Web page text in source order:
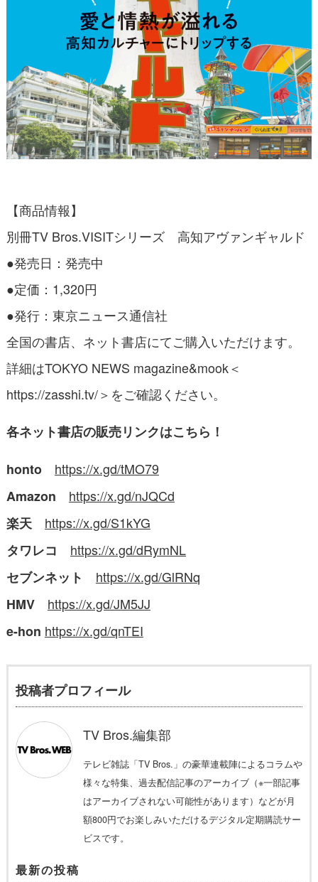
【商品情報】
別冊TV Bros.VISITシリーズ 高知アヴァンギャルド
●発売日：発売中
●定価：1,320円
●発行：東京ニュース通信社
全国の書店、ネット書店にてご購入いただけます。
詳細はTOKYO NEWS magazine&mook＜
https://zasshi.tv/＞をご確認ください。
各ネット書店の販売リンクはこちら！
honto https://x.gd/tMO79
Amazon
https://x.gd/nJQCd
楽天
https://x.gd/S1kYG
タワレコ
https://x.gd/dRymNL
セブンネット
https://x.gd/GlRNq
HMV
https://x.gd/JM5JJ
e-hon https://x.gd/qnTEI
投稿者プロフィール
TV Bros.編集部
テレビ雑誌「TV Bros.」の豪華連載陣によるコラムや
様々な特集、過去配信記事のアーカイブ（※一部記事
はアーカイブされない可能性があります）などが月
額800円でお楽しみいただけるデジタル定期購読サー
ビスです。
最新の投稿